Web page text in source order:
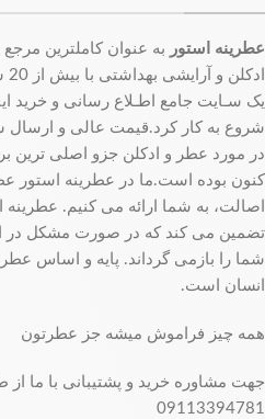
عطرینه استور به عنوان کاملترین
یک سـایت جامع اطـلاع رسانی و خرید
شروع به کار کرد.قیمت عالی و ارسال
در مورد عطر و ادکلن جزو اصلی ترین
کنون بوده است.ما در عطرینه استور
اصالت، به شما ارائه می کنیم.
تضمین می کند که در صورت مشکل در
شما را بازمی گرداند. پایه و اساس
انسان است.
همه چیز فراموش میشه جز عطرتون
جهت مشاوره خرید و پشتیبانی با ما
09113394781